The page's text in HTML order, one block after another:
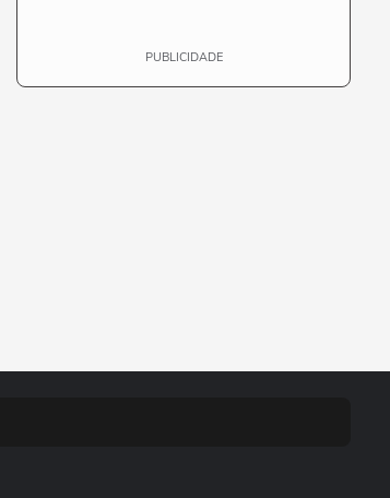
PUBLICIDADE